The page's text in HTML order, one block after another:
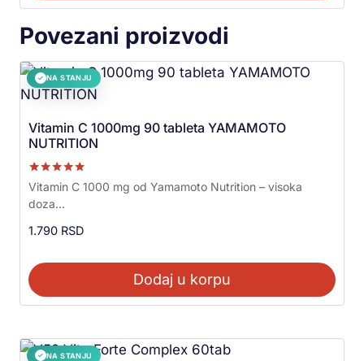
Povezani proizvodi
✓ NA STANJU
Vitamin C 1000mg 90 tableta YAMAMOTO
NUTRITION
Ocenjeno sa
5.00
od 5
Vitamin C 1000 mg od Yamamoto Nutrition – visoka
doza...
1.790 RSD
Dodaj u korpu
✓ NA STANJU